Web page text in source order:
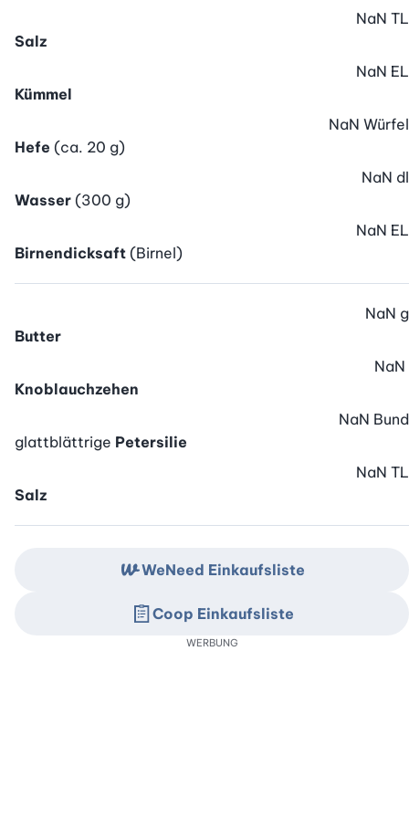
Salz
NaN TL
Kümmel
NaN EL
Hefe (ca. 20 g)
NaN Würfel
Wasser (300 g)
NaN dl
Birnendicksaft (Birnel)
NaN EL
Butter
NaN g
Knoblauchzehen
NaN
glattblättrige Petersilie
NaN Bund
Salz
NaN TL
WeNeed Einkaufsliste
Coop Einkaufsliste
WERBUNG